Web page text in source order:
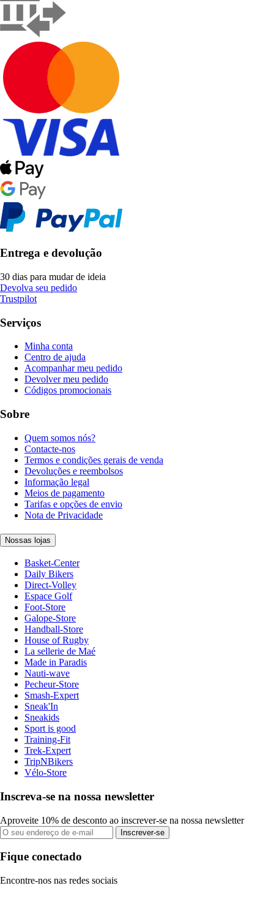
Entrega e devolução
30 dias para mudar de ideia
Devolva seu pedido
Trustpilot
Serviços
Minha conta
Centro de ajuda
Acompanhar meu pedido
Devolver meu pedido
Códigos promocionais
Sobre
Quem somos nós?
Contacte-nos
Termos e condições gerais de venda
Devoluções e reembolsos
Informação legal
Meios de pagamento
Tarifas e opções de envio
Nota de Privacidade
Nossas lojas
Basket-Center
Daily Bikers
Direct-Volley
Espace Golf
Foot-Store
Galope-Store
Handball-Store
House of Rugby
La sellerie de Maé
Made in Paradis
Nauti-wave
Pecheur-Store
Smash-Expert
Sneak'In
Sneakids
Sport is good
Training-Fit
Trek-Expert
TripNBikers
Vélo-Store
Inscreva-se na nossa newsletter
Aproveite 10% de desconto ao inscrever-se na nossa newsletter
Inscrever-se
Fique conectado
Encontre-nos nas redes sociais